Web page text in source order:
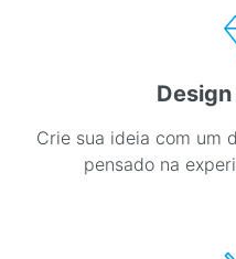
Crie sua ideia com um
pensado na